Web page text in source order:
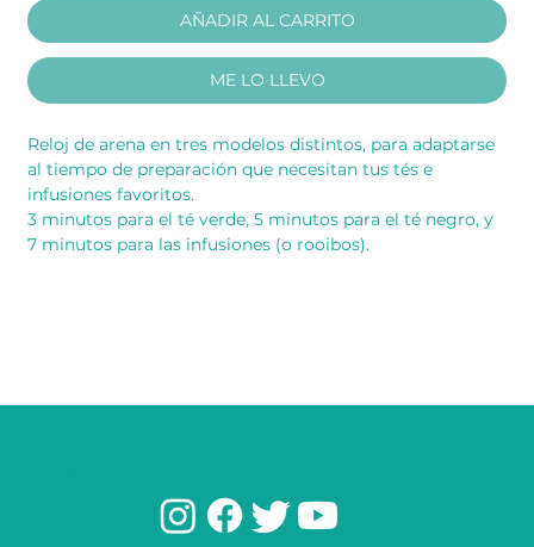
AÑADIR AL CARRITO
ME LO LLEVO
Reloj de arena en tres modelos distintos, para adaptarse
al tiempo de preparación que necesitan tus tés e
infusiones favoritos.
3 minutos para el té verde, 5 minutos para el té negro, y
7 minutos para las infusiones (o rooibos).